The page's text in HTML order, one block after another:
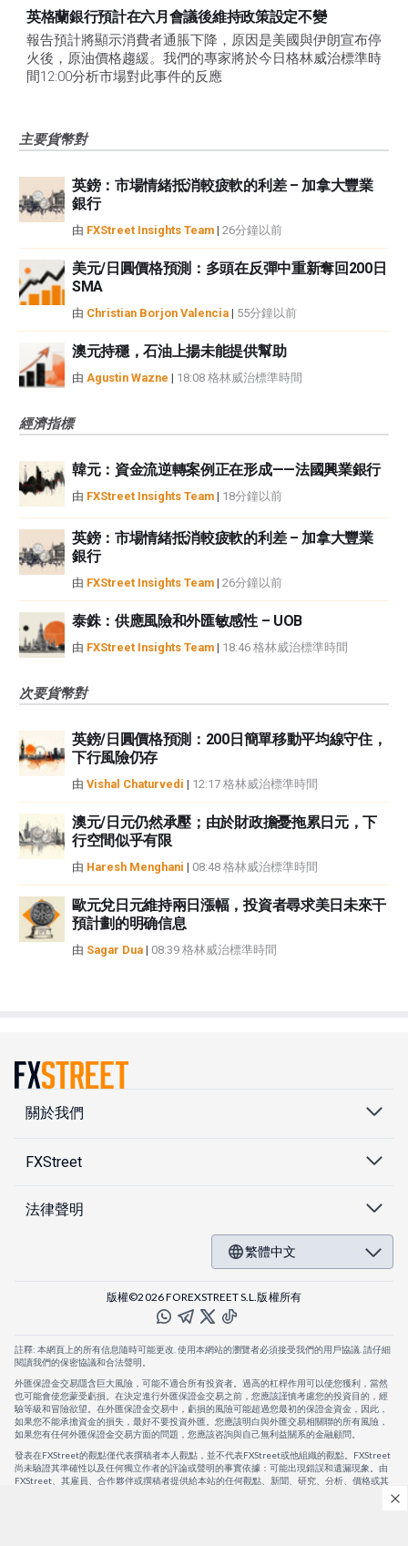
英格蘭銀行預計在六月會議後維持政策設定不變
報告預計將顯示消費者通脹下降，原因是美國與伊朗宣布停
火後，原油價格趨緩。我們的專家將於今日格林威治標準時
間12:00分析市場對此事件的反應
主要貨幣對
英鎊：市場情緒抵消較疲軟的利差 – 加拿大豐業
銀行
由 FXStreet Insights Team | 26分鐘以前
美元/日圓價格預測：多頭在反彈中重新奪回200日
SMA
由 Christian Borjon Valencia | 55分鐘以前
澳元持穩，石油上揚未能提供幫助
由 Agustin Wazne | 18:08 格林威治標準時間
經濟指標
韓元：資金流逆轉案例正在形成——法國興業銀行
由 FXStreet Insights Team | 18分鐘以前
英鎊：市場情緒抵消較疲軟的利差 – 加拿大豐業
銀行
由 FXStreet Insights Team | 26分鐘以前
泰銖：供應風險和外匯敏感性 – UOB
由 FXStreet Insights Team | 18:46 格林威治標準時間
次要貨幣對
英鎊/日圓價格預測：200日簡單移動平均線守住，
下行風險仍存
由 Vishal Chaturvedi | 12:17 格林威治標準時間
澳元/日元仍然承壓；由於財政擔憂拖累日元，下
行空間似乎有限
由 Haresh Menghani | 08:48 格林威治標準時間
歐元兌日元維持兩日漲幅，投資者尋求美日未來干
預計劃的明确信息
由 Sagar Dua | 08:39 格林威治標準時間
關於我們
FXStreet
法律聲明
繁體中文
版權©2026 FOREXSTREET S.L.版權所有
註釋: 本網頁上的所有信息隨時可能更改. 使用本網站的瀏覽者必須接受我們的用戶協議. 請仔細
閱讀我們的保密協議和合法聲明。
外匯保證金交易隱含巨大風險，可能不適合所有投資者。過高的杠桿作用可以使您獲利，當然
也可能會使您蒙受虧損。在決定進行外匯保證金交易之前，您應該謹慎考慮您的投資目的，經
驗等級和冒險欲望。在外匯保證金交易中，虧損的風險可能超過您最初的保證金資金，因此，
如果您不能承擔資金的損失，最好不要投資外匯。您應該明白與外匯交易相關聯的所有風險，
如果您有任何外匯保證金交易方面的問題，您應該咨詢與自己無利益關系的金融顧問。
發表在FXStreet的觀點僅代表撰稿者本人觀點，並不代表FXStreet或他組織的觀點。FXStreet
尚未驗證其準確性以及任何獨立作者的評論或聲明的事實依據：可能出現錯誤和遺漏現象。由
FXStreet、其雇員、合作夥伴或撰稿者提供給本站的任何觀點、新聞、研究、分析、價格或其